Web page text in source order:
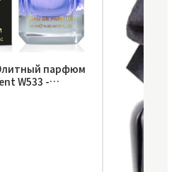
парфюм
W533 -